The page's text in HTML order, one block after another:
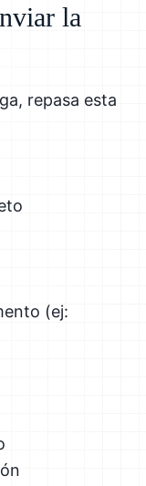
la
repasa esta
(ej: